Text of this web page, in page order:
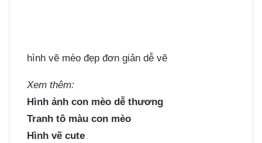
hình vẽ mèo đẹp đơn giản dễ vẽ
Xem thêm:
Hình ảnh con mèo dễ thương
Tranh tô màu con mèo
Hình vẽ cute